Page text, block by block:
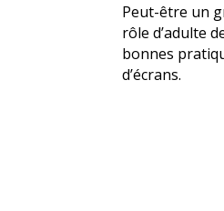
Peut-être un
rôle d’adulte
bonnes
d’écrans.